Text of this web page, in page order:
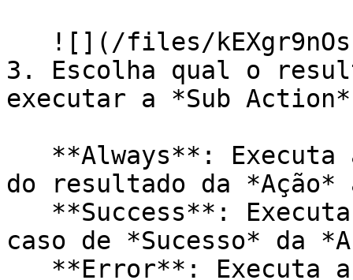
3. Escolha qual o
executar a *Sub
do resultado da
caso de *Sucesso* da